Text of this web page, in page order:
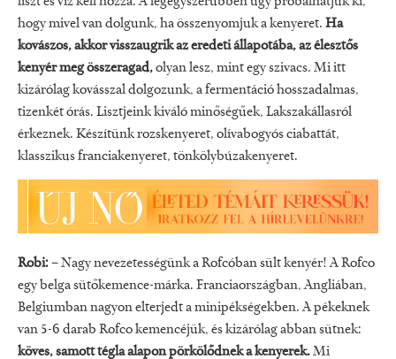
hogy mivel van dolgunk, ha összenyomjuk a kenyeret. Ha
kovászos, akkor visszaugrik az eredeti állapotába, az élesztős
kenyér meg összeragad,olyan lesz, mint egy szivacs. Mi itt
kizárólag kovásszal dolgozunk, a fermentáció hosszadalmas,
tizenkét órás. Lisztjeink kiváló minőségűek, Lakszakállasról
érkeznek. Készítünk rozskenyeret, olívabogyós ciabattát,
klasszikus franciakenyeret, tönkölybúzakenyeret.
Robi:– Nagy nevezetességünk a Rofcóban sült kenyér! A Rofco
egy belga sütőkemence-márka. Franciaországban, Angliában,
Belgiumban nagyon elterjedt a minipékségekben. A pékeknek
van 5-6 darab Rofco kemencéjük, és kizárólag abban sütnek:
köves, samott tégla alapon pörkölődnek a kenyerek.Mi